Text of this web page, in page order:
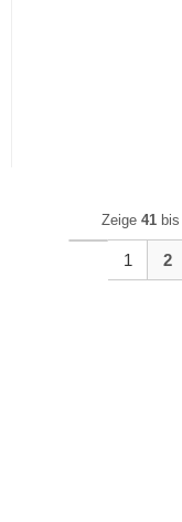
Zeige 41bis
1 2